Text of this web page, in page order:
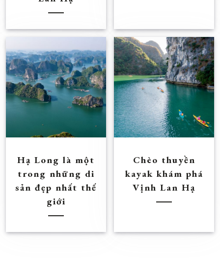
Hạ Long là một
trong những di
sản đẹp nhất thế
giới
Chèo thuyền
kayak khám phá
Vịnh Lan Hạ